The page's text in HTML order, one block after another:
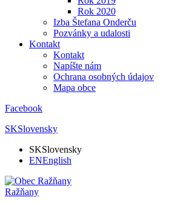
Rok 2020
Izba Štefana Onderču
Pozvánky a udalosti
Kontakt
Kontakt
Napíšte nám
Ochrana osobných údajov
Mapa obce
Facebook
SKSlovensky
SKSlovensky
ENEnglish
Ražňany